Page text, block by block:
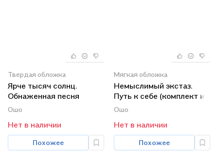
Твердая обложка
Ярче тысяч солнц.
Обнаженная песня
(комплект из 2 книг)
Ошо
Нет в наличии
Похожее
Мягкая обложка
Немыслимый экстаз.
Путь к себе (комплект из
2 книг)
Ошо
Нет в наличии
Похожее